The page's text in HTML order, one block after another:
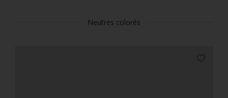
Neutres colorés